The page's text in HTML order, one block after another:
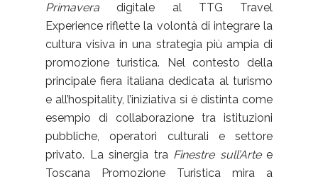
Primavera digitale al TTG Travel
Experience riflette la volontà di integrare la
cultura visiva in una strategia più ampia di
promozione turistica. Nel contesto della
principale fiera italiana dedicata al turismo
e all’hospitality, l’iniziativa si è distinta come
esempio di collaborazione tra istituzioni
pubbliche, operatori culturali e settore
privato. La sinergia tra Finestre sull’Artee
Toscana Promozione Turistica mira a